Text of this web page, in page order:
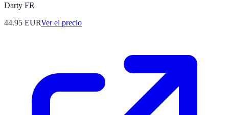
Darty FR
44.95 EURVer el precio